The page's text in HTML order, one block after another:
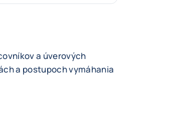
a úverových
a postupoch vymáhania